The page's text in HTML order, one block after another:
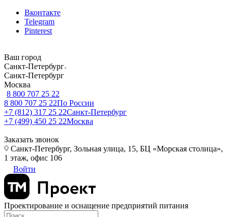
Вконтакте
Telegram
Pinterest
Ваш город
Санкт-Петербург
Санкт-Петербург
Москва
8 800 707 25 22
8 800 707 25 22По России
+7 (812) 317 25 22Санкт-Петербург
+7 (499) 450 25 22Москва
Заказать звонок
Санкт-Петербург, Зольная улица, 15, БЦ «Морская столица»,
1 этаж, офис 106
Войти
Проектирование и оснащение предприятий питания